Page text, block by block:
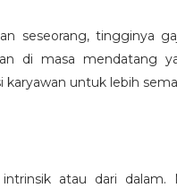
seseorang, tingginya
di masa mendatang
untuk lebih
atau dari dalam.